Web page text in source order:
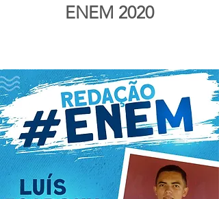
ENEM 2020